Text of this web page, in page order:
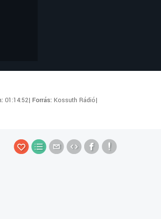
01:14:52|Forrás:Kossuth Rádió|